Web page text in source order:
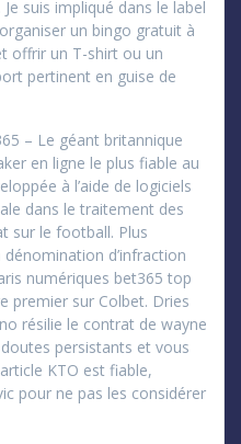
suis impliqué dans le label
un bingo gratuit à
offrir un T-shirt ou un
pertinent en guise de
– Le géant britannique
en ligne le plus fiable au
à l’aide de logiciels
dans le traitement des
sur le football. Plus
d’infraction
numériques bet365 top
premier sur Colbet. Dries
résilie le contrat de wayne
persistants et vous
KTO est fiable,
pour ne pas les considérer